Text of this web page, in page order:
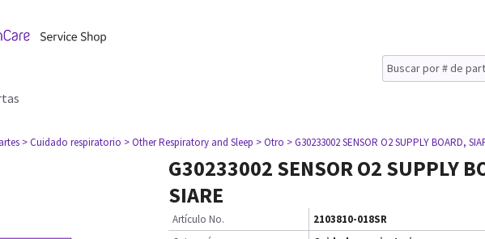
> Cuidado respiratorio > Other Respiratory and Sleep > Otro > G30233002 SENSOR O2 SUPPLY BOARD,
G30233002 SENSOR O2 SUPPLY
SIARE
Artículo No.
2103810-018SR